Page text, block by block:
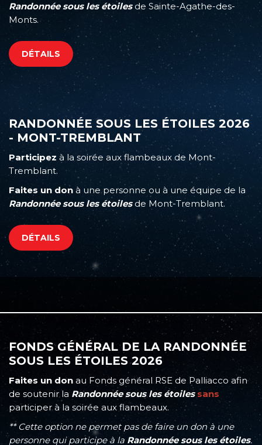
Randonnée sous les étoilesde Sainte-Agathe-des-
Monts.
DÉTAILS
RANDONNÉE SOUS LES ÉTOILES 2026
- MONT-TREMBLANT
Participez à la soirée aux flambeaux de Mont-
Tremblant.
Faites un don à une personne ou à une équipe de la
Randonnée sous les étoilesde Mont-Tremblant.
DÉTAILS
FONDS GÉNÉRAL DE LA RANDONNÉE
SOUS LES ÉTOILES 2026
Faites un don au Fonds général RSE de Palliacco afin
de soutenir la Randonnée sous les étoiles sans
participer à la soirée aux flambeaux.
** Cette option ne permet pas de faire un don à une
personne qui participe à la Randonnée sous les étoiles.